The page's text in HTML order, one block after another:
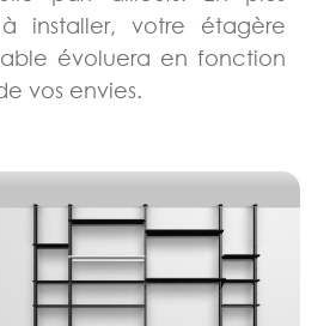
installer, votre étagère
évoluera en fonction
vos envies.